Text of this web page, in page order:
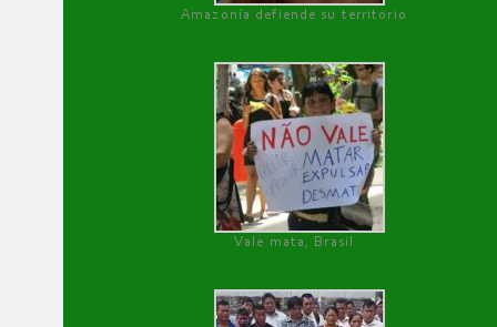
Amazonía defiende su territorio
Vale mata, Brasil